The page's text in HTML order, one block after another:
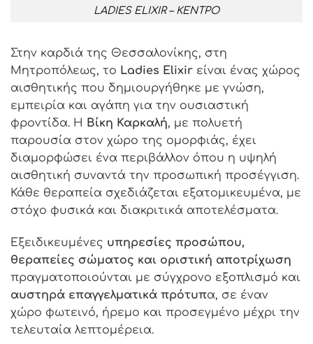
LADIES ELIXIR – ΚΕΝΤΡΟ
Στην καρδιά της Θεσσαλονίκης, στη
Μητροπόλεως, το Ladies Elixir είναι ένας χώρος
αισθητικής που δημιουργήθηκε με γνώση,
εμπειρία και αγάπη για την ουσιαστική
φροντίδα. Η Βίκη Καρκαλή, με πολυετή
παρουσία στον χώρο της ομορφιάς, έχει
διαμορφώσει ένα περιβάλλον όπου η υψηλή
αισθητική συναντά την προσωπική προσέγγιση.
Κάθε θεραπεία σχεδιάζεται εξατομικευμένα, με
στόχο φυσικά και διακριτικά αποτελέσματα.
Εξειδικευμένες υπηρεσίες προσώπου,
θεραπείες σώματος και οριστική αποτρίχωση
πραγματοποιούνται με σύγχρονο εξοπλισμό και
αυστηρά επαγγελματικά πρότυπα, σε έναν
χώρο φωτεινό, ήρεμο και προσεγμένο μέχρι την
τελευταία λεπτομέρεια.